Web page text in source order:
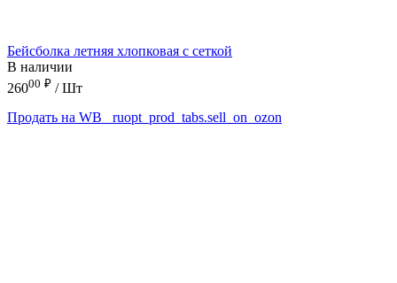
Бейсболка летняя хлопковая с сеткой
В наличии
26000 ₽ / Шт
Продать на WB
_ruopt_prod_tabs.sell_on_ozon